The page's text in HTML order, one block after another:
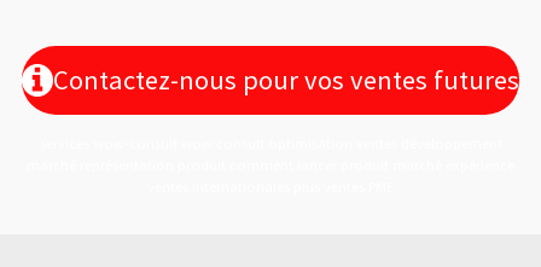
Contactez-nous pour vos ventes futures